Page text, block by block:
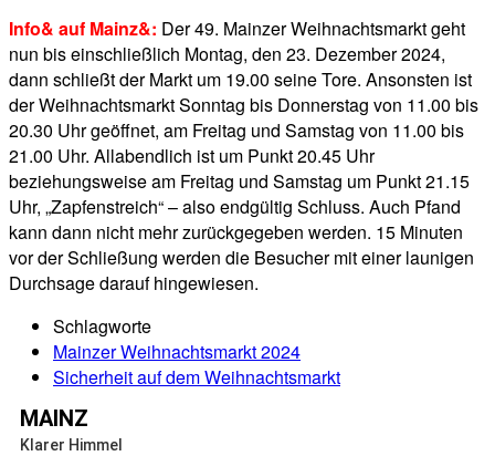
Info& auf Mainz&: Der 49. Mainzer Weihnachtsmarkt geht
nun bis einschließlich Montag, den 23. Dezember 2024,
dann schließt der Markt um 19.00 seine Tore. Ansonsten ist
der Weihnachtsmarkt Sonntag bis Donnerstag von 11.00 bis
20.30 Uhr geöffnet, am Freitag und Samstag von 11.00 bis
21.00 Uhr. Allabendlich ist um Punkt 20.45 Uhr
beziehungsweise am Freitag und Samstag um Punkt 21.15
Uhr, „Zapfenstreich“ – also endgültig Schluss. Auch Pfand
kann dann nicht mehr zurückgegeben werden. 15 Minuten
vor der Schließung werden die Besucher mit einer launigen
Durchsage darauf hingewiesen.
Schlagworte
Mainzer Weihnachtsmarkt 2024
Sicherheit auf dem Weihnachtsmarkt
MAINZ
Klarer Himmel